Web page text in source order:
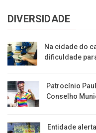
DIVERSIDADE
Na cidade do
dificuldade
Patrocínio
Conselho
Entidade